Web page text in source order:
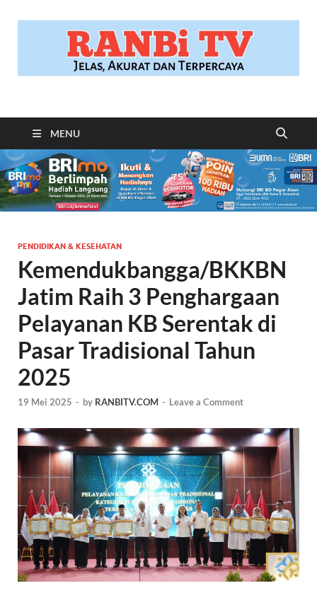
RANBITV.COM
MENU
PENDIDIKAN & KESEHATAN
Kemendukbangga/BKKBN
Jatim Raih 3 Penghargaan
Pelayanan KB Serentak di
Pasar Tradisional Tahun
2025
19 Mei 2025 - by RANBITV.COM - Leave a Comment